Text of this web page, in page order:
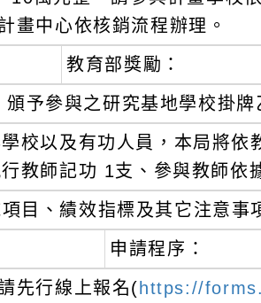
畫中心依核銷流程辦理。
教育部獎勵：
頒予參與之研究基地學校掛牌
校以及有功人員，本局將
教師記功 1支、參與教師依
目、績效指標及其它注意事
申請程序：
先行線上報名( https://